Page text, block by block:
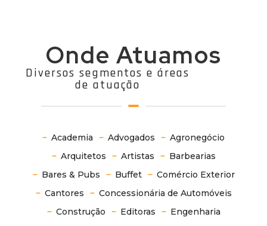
Onde Atuamos
Diversos segmentos e áreas
de atuação
Academia Advogados
Agronegócio
Arquitetos
Artistas
Barbearias
Bares & Pubs
Buffet
Comércio Exterior
Cantores
Concessionária de Automóveis
Construção
Editoras
Engenharia